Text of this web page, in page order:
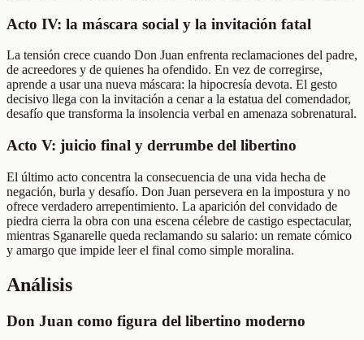
Acto IV: la máscara social y la invitación fatal
La tensión crece cuando Don Juan enfrenta reclamaciones del padre,
de acreedores y de quienes ha ofendido. En vez de corregirse,
aprende a usar una nueva máscara: la hipocresía devota. El gesto
decisivo llega con la invitación a cenar a la estatua del comendador,
desafío que transforma la insolencia verbal en amenaza sobrenatural.
Acto V: juicio final y derrumbe del libertino
El último acto concentra la consecuencia de una vida hecha de
negación, burla y desafío. Don Juan persevera en la impostura y no
ofrece verdadero arrepentimiento. La aparición del convidado de
piedra cierra la obra con una escena célebre de castigo espectacular,
mientras Sganarelle queda reclamando su salario: un remate cómico
y amargo que impide leer el final como simple moralina.
Análisis
Don Juan como figura del libertino moderno